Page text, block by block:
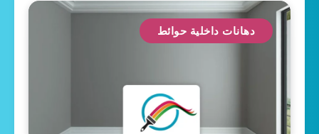
دهانات داخلية حوائط